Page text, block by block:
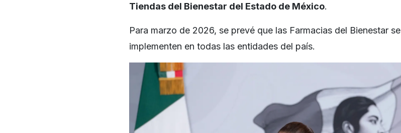
Tiendas del Bienestar del Estado de México.
Para marzo de 2026, se prevé que las Farmacias del Bienestar se
implementen en todas las entidades del país.